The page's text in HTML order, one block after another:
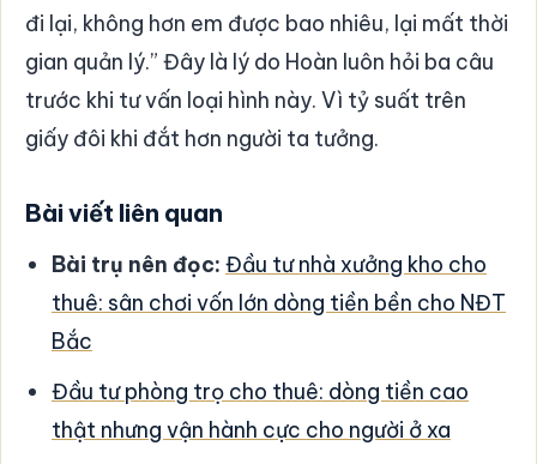
đi lại, không hơn em được bao nhiêu, lại mất thời
gian quản lý.” Đây là lý do Hoàn luôn hỏi ba câu
trước khi tư vấn loại hình này. Vì tỷ suất trên
giấy đôi khi đắt hơn người ta tưởng.
Bài viết liên quan
Bài trụ nên đọc: Đầu tư nhà xưởng kho cho
thuê: sân chơi vốn lớn dòng tiền bền cho NĐT
Bắc
Đầu tư phòng trọ cho thuê: dòng tiền cao
thật nhưng vận hành cực cho người ở xa